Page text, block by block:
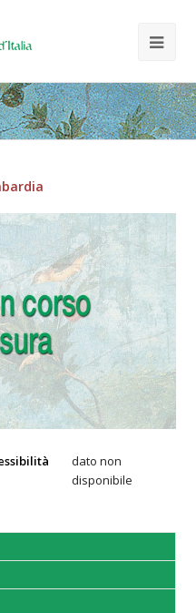
dato non
disponibile